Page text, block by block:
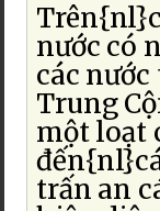
nước có
các
Trung
một loạt
trấn an